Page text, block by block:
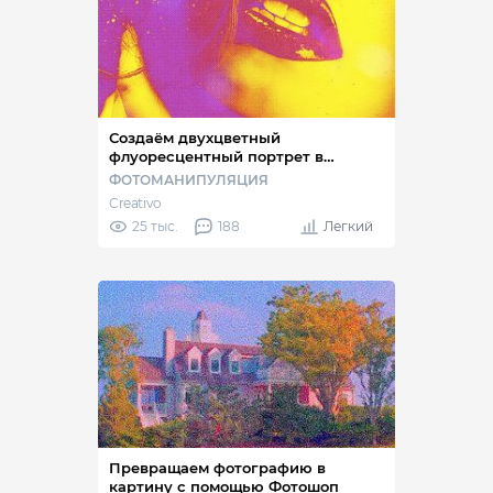
Создаём двухцветный
флуоресцентный портрет в
Фотошоп
ФОТОМАНИПУЛЯЦИЯ
Creativo
25 тыс.
188 Легкий
Превращаем фотографию в
картину с помощью Фотошоп